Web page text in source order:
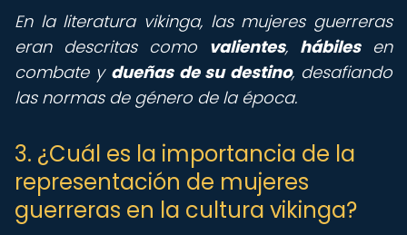
En la literatura vikinga, las mujeres guerreras
eran descritas como valientes, hábilesen
combate y dueñas de su destino, desafiando
las normas de género de la época.
3. ¿Cuál es la importancia de la
representación de mujeres
guerreras en la cultura vikinga?